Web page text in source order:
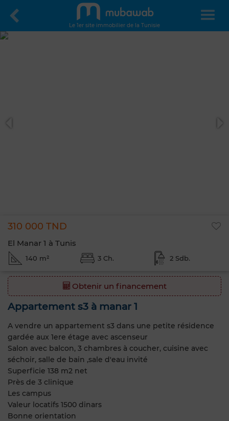
Le 1er site immobilier de la Tunisie
310 000 TND
El Manar 1 à Tunis
140 m² 3 Ch. 2 Sdb.
Obtenir un financement
Appartement s3 à manar 1
A vendre un appartement s3 dans une petite résidence
gardée aux 1ere étage avec ascenseur
Salon avec balcon, 3 chambres à coucher, cuisine avec
séchoir, salle de bain ,sale d'eau invité
Superficie 138 m2 net
Près de 3 clinique
Les campus
Valeur locatifs 1500 dinars
Bonne orientation